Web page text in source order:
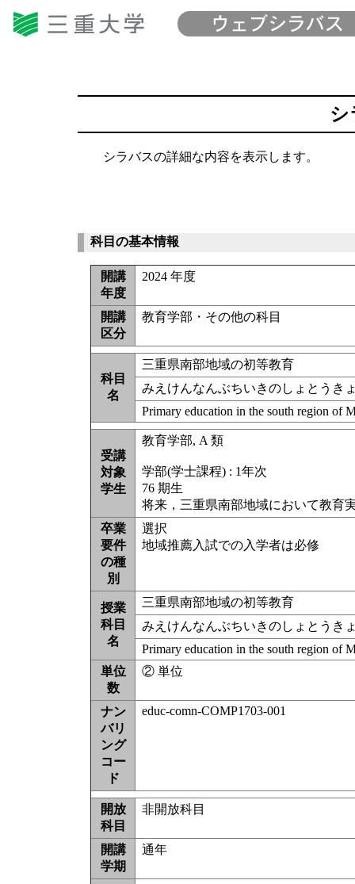
シ
シラバスの詳細な内容を表示します。
科目の基本情報
開講
年度
2024 年度
開講
区分
教育学部・その他の科目
科目
名
三重県南部地域の初等教育
みえけんなんぶちいきのしょとうき
Primary education in the south region of
受講
対象
学生
教育学部, A 類
学部(学士課程) : 1年次
76 期生
将来，三重県南部地域において教育
卒業
要件
の種
別
選択
地域推薦入試での入学者は必修
授業
科目
名
三重県南部地域の初等教育
みえけんなんぶちいきのしょとうき
Primary education in the south region of
単位
数
② 単位
ナン
バリ
ング
コー
ド
educ-comn-COMP1703-001
開放
科目
非開放科目
開講
学期
通年